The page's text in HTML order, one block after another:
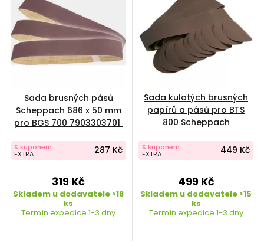
Sada brusných pásů
Scheppach 686 x 50 mm
pro BGS 700 7903303701
S kuponem
EXTRA 287 Kč
319 Kč
Skladem u dodavatele >18
ks
Termín expedice 1-3 dny
Sada kulatých brusných
papírů a pásů pro BTS
800 Scheppach
S kuponem
EXTRA 449 Kč
499 Kč
Skladem u dodavatele >15
ks
Termín expedice 1-3 dny